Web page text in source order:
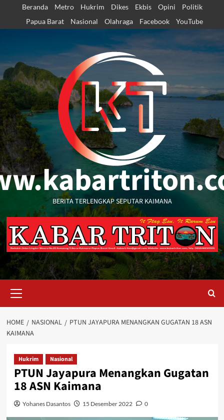
content
Beranda Metro Hukrim Dikes Ekbis Opini
Politik
Papua Barat
Nasional Olahraga Facebook YouTube
BERITA TERLENGKAP SEPUTAR KAIMANA
Menu
HOME NASIONAL
PTUN JAYAPURA MENANGKAN GUGATAN 18 ASN
KAIMANA
Hukrim Nasional
PTUN Jayapura Menangkan Gugatan
18 ASN Kaimana
Yohanes Dasantos 15 Desember 2022 0